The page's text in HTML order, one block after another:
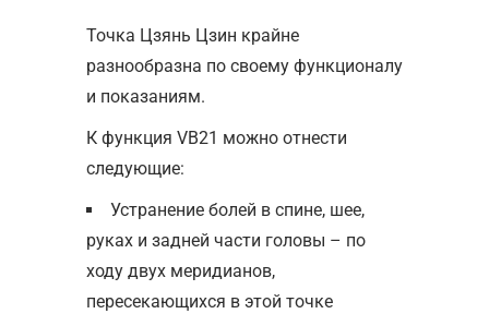
Точка Цзянь Цзин крайне
разнообразна по своему функционалу
и показаниям.
К функция VB21 можно отнести
следующие:
Устранение болей в спине, шее,
руках и задней части головы – по
ходу двух меридианов,
пересекающихся в этой точке